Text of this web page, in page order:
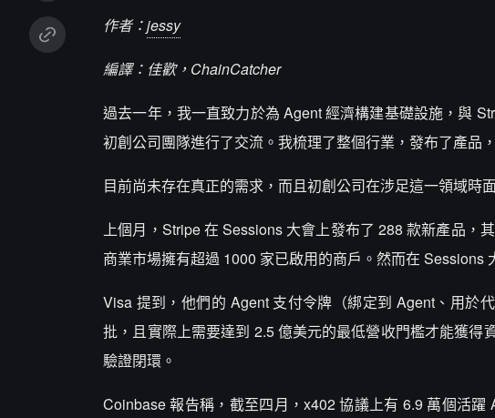
作者：jessy
編譯：佳歡，ChainCatcher
過去一年，我一直致力於為 Agent 經濟構建基礎設施，與
初創公司團隊進行了交流。我梳理了整個行業，發布了產品
目前尚未存在真正的需求，而且初創公司在涉足這一領域時
上個月，Stripe 在 Sessions 大會上發布了 288 款新產品，
商業市場擁有超過 1000 家已啟用的商戶。然而在 Sessions
Visa 提到，他們的 Agent 支付令牌（綁定到 Agent、用於
批，且實際上需要達到 2.5 億美元的最低營收門檻才能獲
驗證閉環。
Coinbase 報告稱，截至四月，x402 協議上有 6.9 萬個活